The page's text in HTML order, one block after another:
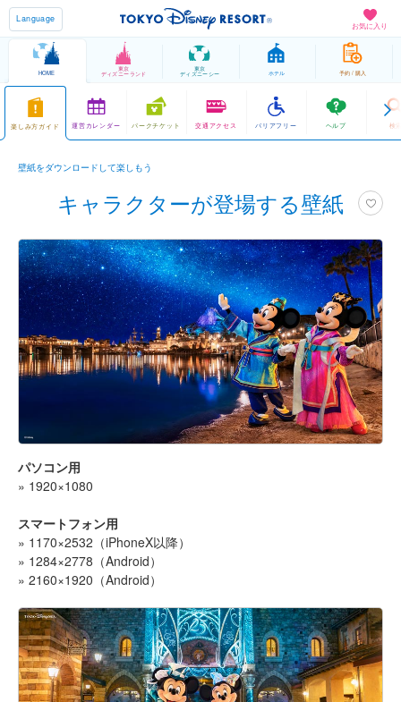
お気に入り
Language
HOME
東京
ディズニーランド
東京
ディズニーシー ホテル 予約 / 購入
楽しみ方ガイド 運営カレンダー パークチケット 交通アクセス バリアフリー ヘルプ 検
壁紙をダウンロードして楽しもう
キャラクターが登場する壁紙
パソコン用
» 1920×1080
スマートフォン用
» 1170×2532（iPhoneX以降）
» 1284×2778（Android）
» 2160×1920（Android）